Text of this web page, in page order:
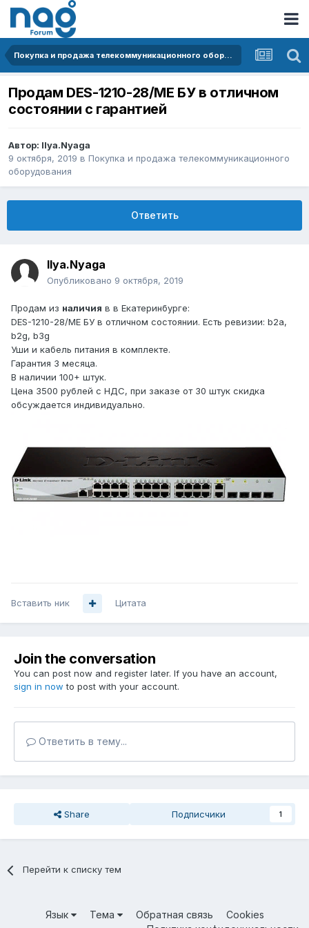
Покупка и продажа телекоммуникационного оборудования
Продам DES-1210-28/ME БУ в отличном
состоянии с гарантией
Автор: Ilya.Nyaga
9 октября, 2019 в Покупка и продажа телекоммуникационного
оборудования
Ответить
Ilya.Nyaga
Опубликовано 9 октября, 2019
Продам из наличия в в Екатеринбурге:
DES-1210-28/ME БУ в отличном состоянии. Есть ревизии: b2a,
b2g, b3g
Уши и кабель питания в комплекте.
Гарантия 3 месяца.
В наличии 100+ штук.
Цена 3500 рублей с НДС, при заказе от 30 штук скидка
обсуждается индивидуально.
Вставить ник Цитата
Join the conversation
You can post now and register later. If you have an account,
sign in now to post with your account.
Ответить в тему...
Share Подписчики 1
Перейти к списку тем
Язык Тема Обратная связь
Cookies